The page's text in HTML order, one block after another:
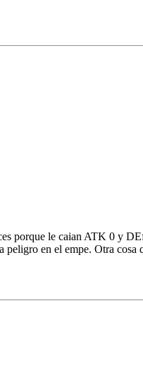
porque le caian ATK 0 y
en el empe. Otra